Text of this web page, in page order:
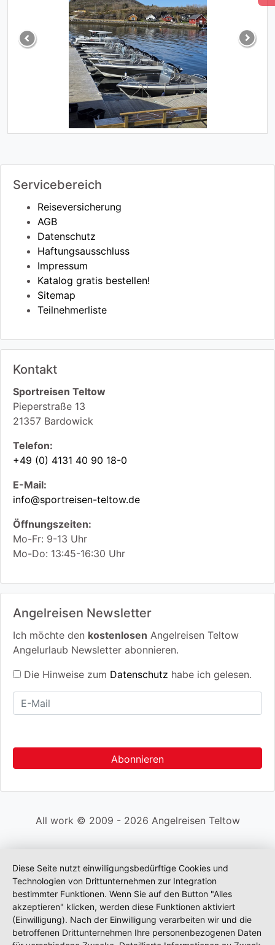
Previous Next
Servicebereich
Reiseversicherung
AGB
Datenschutz
Haftungsausschluss
Impressum
Katalog gratis bestellen!
Sitemap
Teilnehmerliste
Kontakt
Sportreisen Teltow
Pieperstraße 13
21357 Bardowick
Telefon:
+49 (0) 4131 40 90 18-0
E-Mail:
info@sportreisen-teltow.de
Öffnungszeiten:
Mo-Fr: 9-13 Uhr
Mo-Do: 13:45-16:30 Uhr
Angelreisen Newsletter
Ich möchte den kostenlosen Angelreisen Teltow
Angelurlaub Newsletter abonnieren.
Die Hinweise zum Datenschutz habe ich gelesen.
All work © 2009 - 2026 Angelreisen Teltow
Diese Seite nutzt einwilligungsbedürftige Cookies und
Technologien von Drittunternehmen zur Integration
bestimmter Funktionen. Wenn Sie auf den Button "Alles
akzeptieren" klicken, werden diese Funktionen aktiviert
(Einwilligung). Nach der Einwilligung verarbeiten wir und die
betroffenen Drittunternehmen Ihre personenbezogenen Daten